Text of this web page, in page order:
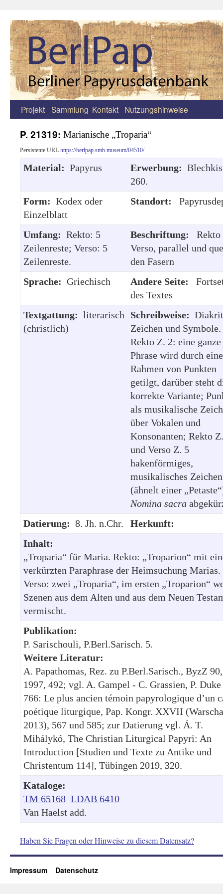
Zum
springen
Projekt Sammlung Kontakt Nutzungshinweise
P. 21319: Marianische „Troparia“
Persistente URL https://berlpap.smb.museum/04510/
Material: Papyrus Erwerbung:
260.
Form: Kodex oder
Einzelblatt
Standort:
Umfang: Rekto: 5
Zeilenreste; Verso: 5
Zeilenreste.
Beschriftung:
Rekto
Verso, parallel und
den Fasern
Sprache: Griechisch Andere Seite:
des Textes
Textgattung: literarisch
(christlich)
Schreibweise:
Zeichen und Symbole.
Rekto Z. 2: eine ganze
Phrase wird durch
Rahmen von Punkten
getilgt, darüber steht
korrekte Variante;
als musikalische
über Vokalen und
Konsonanten; Rekto
und Verso Z. 5
hakenförmiges,
musikalisches Zeichen
(ähnelt einer
Nomina sacra
Datierung: 8. Jh. n.Chr.
Herkunft:
Inhalt:
„Troparia“ für Maria. Rekto: „Troparion“ mit
verkürzten Paraphrase der Heimsuchung Marias.
Verso: zwei „Troparia“, im ersten „Troparion“
Szenen aus dem Alten und aus dem Neuen
vermischt.
Publikation:
P. Sarischouli, P.Berl.Sarisch. 5.
Weitere Literatur:
A. Papathomas, Rez. zu P.Berl.Sarisch., ByzZ 90,
1997, 492; vgl. A. Gampel - C. Grassien, P.
766: Le plus ancien témoin papyrologique d’un
poétique liturgique, Pap. Kongr. XXVII
2013), 567 und 585; zur Datierung vgl. Á. T.
Mihálykó, The Christian Liturgical Papyri: An
Introduction [Studien und Texte zu Antike und
Christentum 114], Tübingen 2019, 320.
Kataloge:
TM 65168 LDAB 6410
Van Haelst add.
Haben Sie Fragen oder Hinweise zu diesem Datensatz?
Impressum Datenschutz